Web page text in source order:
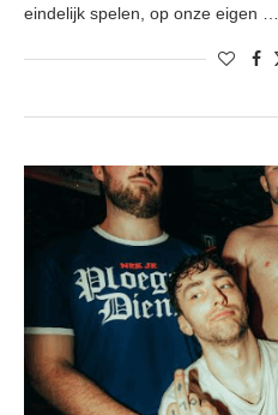
eindelijk spelen, op onze eigen …